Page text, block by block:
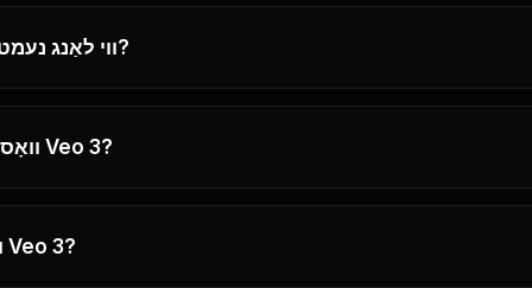
ווי לאַנג נעמט עס צו שאַפֿן אַ ווידעא?
וואָס פֿאַר אַ אוידיאָ שטיצט Veo 3?
ווי אַזוי הייב איך אָן ניצן Veo 3?